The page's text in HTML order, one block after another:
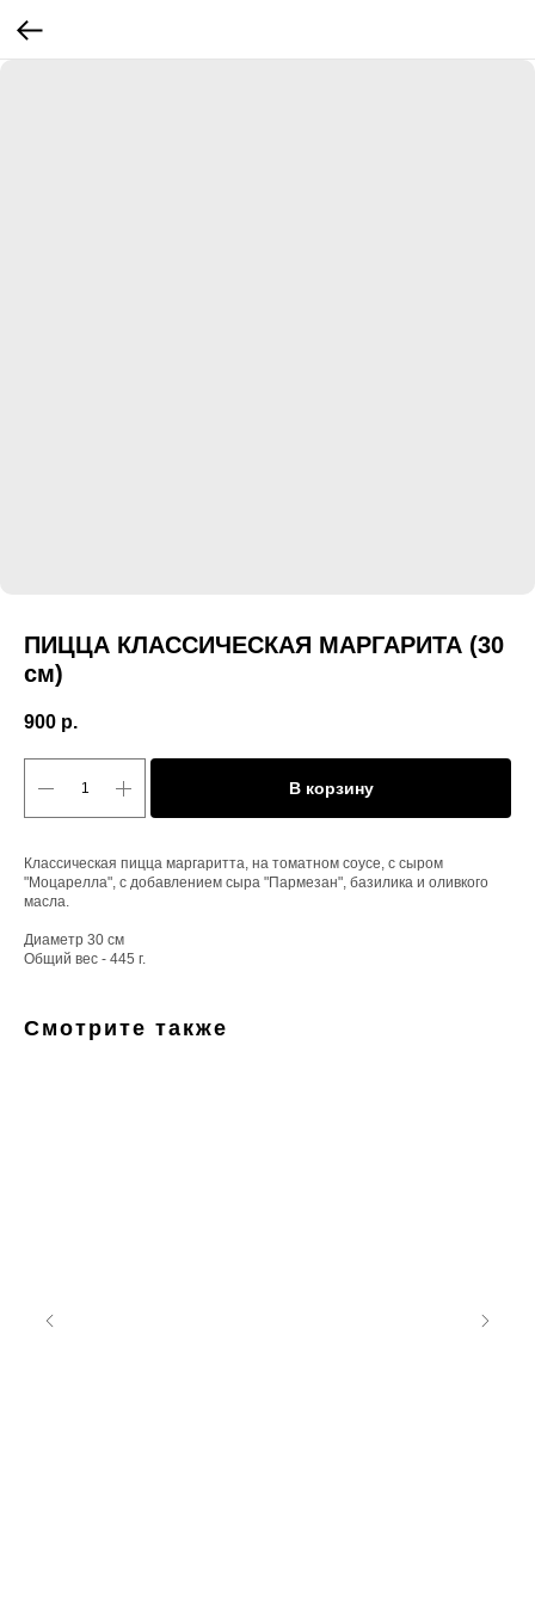
ПИЦЦА КЛАССИЧЕСКАЯ МАРГАРИТА (30
см)
900 р.
В корзину
Классическая пицца маргаритта, на томатном соусе, с сыром
"Моцарелла", с добавлением сыра "Пармезан", базилика и оливкого
масла.
Диаметр 30 см
Общий вес - 445 г.
Смотрите также